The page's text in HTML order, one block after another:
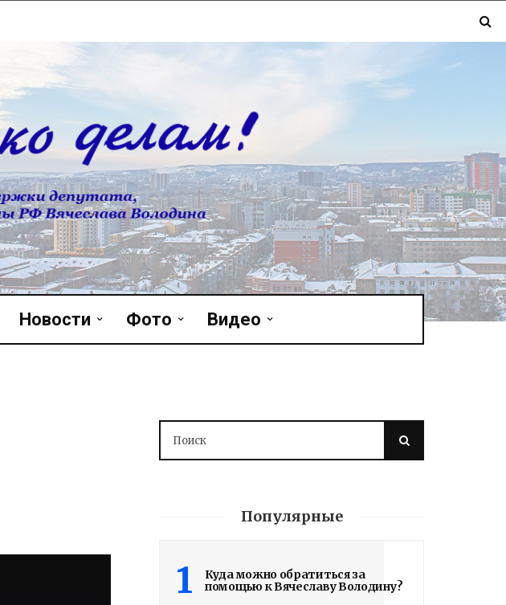
Новости Фото Видео
Популярные
1
Куда можно обратиться за
помощью к Вячеславу Володину?